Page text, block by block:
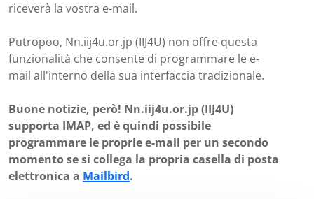
riceverà la vostra e-mail.
Putropoo, Nn.iij4u.or.jp (IIJ4U) non offre questa
funzionalità che consente di programmare le e-
mail all'interno della sua interfaccia tradizionale.
Buone notizie, però! Nn.iij4u.or.jp (IIJ4U)
supporta IMAP, ed è quindi possibile
programmare le proprie e-mail per un secondo
momento se si collega la propria casella di posta
elettronica a Mailbird.